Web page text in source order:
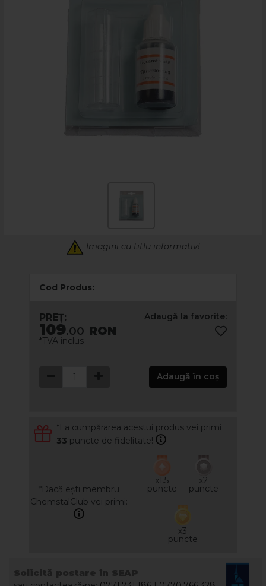
Imagini cu titlu informativ!
Cod Produs:
Adaugă la favorite:
PREȚ:
109.00 RON
*TVA inclus
Adaugă în coș
*La cumpărarea acestui produs vei primi
33 puncte de fidelitate!
*Dacă ești membru
ChemstalClub vei primi:
x1.5
puncte
x2
puncte
x3
puncte